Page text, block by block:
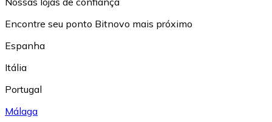
Encontre seu ponto Bitnovo mais próximo
Espanha
Itália
Portugal
Málaga